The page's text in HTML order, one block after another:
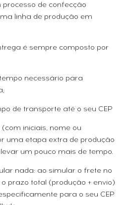
de confecção
linha de produção em
é sempre composto por
necessário para
de transporte até o seu CEP
(com iniciais, nome ou
uma etapa extra de produção
um pouco mais de tempo.
nada: ao simular o frete no
prazo total (produção + envio)
para o seu CEP